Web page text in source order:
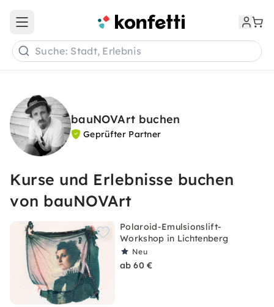
Open main menu
Suche: Stadt, Erlebnis
bauNOVArt buchen
Geprüfter Partner
Kurse und Erlebnisse buchen
von bauNOVArt
Polaroid-Emulsionslift-
Workshop in Lichtenberg
Neu
ab 60 €